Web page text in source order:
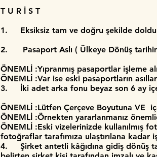
T U R İ S T
1. Eksiksiz tam ve doğru şekilde
2. Pasaport Aslı ( Ülkeye Dönüş
ÖNEMLİ :Yıpranmış pasaportlar işleme
ÖNEMLİ :Var ise eski pasaportların
3. İki adet arka fonu beyaz son 6 ay
ÖNEMLİ :Lütfen Çerçeve Boyutuna VE
ÖNEMLİ :Örnekten yararlanmanız
ÖNEMLİ :Eski vizelerinizde kullanılmış
fotoğraflar tarafımıza ulaştırılana kadar
4. Şirket antetli kâğıdına gidiş dönüş